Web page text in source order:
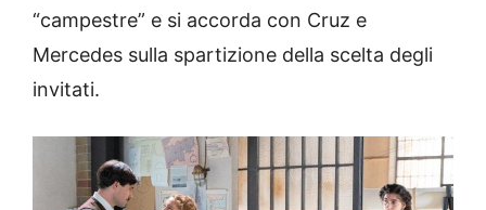
“campestre” e si accorda con Cruz e
Mercedes sulla spartizione della scelta degli
invitati.